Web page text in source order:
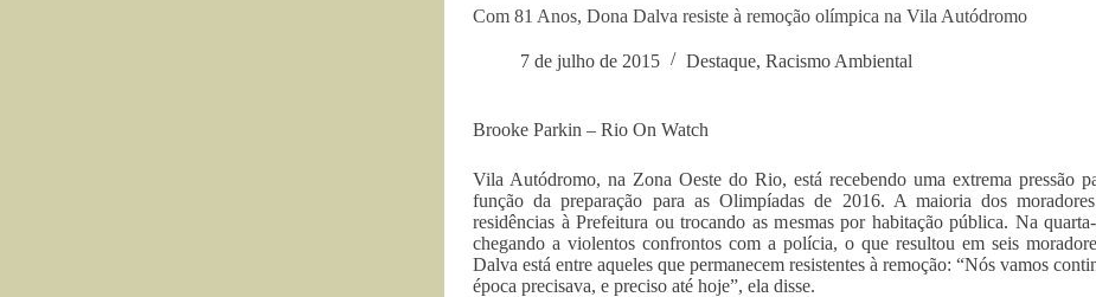
Com 81 Anos, Dona Dalva resiste à remoção olímpica na Vila Autódromo
7 de julho de 2015 Destaque, Racismo Ambiental
Brooke Parkin – Rio On Watch
Vila Autódromo, na Zona Oeste do Rio, está recebendo uma extrema pressão
função da preparação para as Olimpíadas de 2016. A maioria dos
residências à Prefeitura ou trocando as mesmas por habitação pública. Na
chegando a violentos confrontos com a polícia, o que resultou em seis
Dalva está entre aqueles que permanecem resistentes à remoção: “Nós vamos
época precisava, e preciso até hoje”, ela disse.